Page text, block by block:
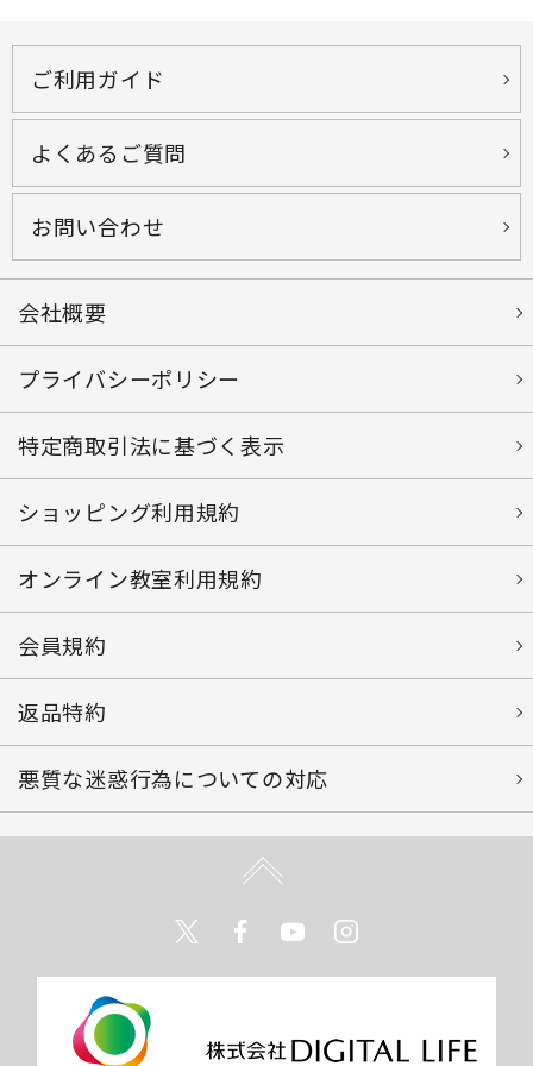
ご利用ガイド
よくあるご質問
お問い合わせ
会社概要
プライバシーポリシー
特定商取引法に基づく表示
ショッピング利用規約
オンライン教室利用規約
会員規約
返品特約
悪質な迷惑行為についての対応
TwitterFacebookYoutube